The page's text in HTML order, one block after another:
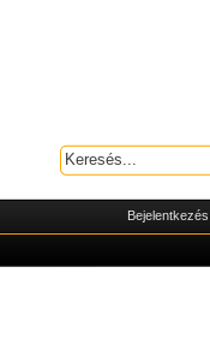
Bejelentkezés